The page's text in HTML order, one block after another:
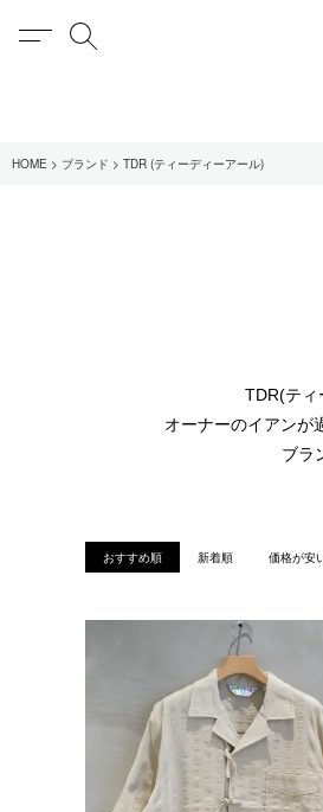
MENU
HOME ブランド TDR (ティーディーアール)
TDR(ティ
オーナーのイアンが
ブラ
おすすめ順 新着順 価格が安